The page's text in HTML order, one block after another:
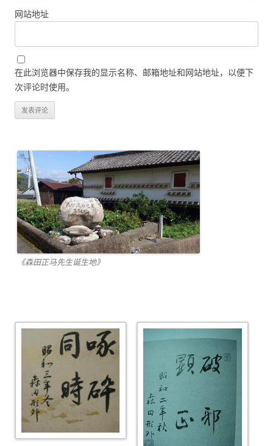
网站地址
在此浏览器中保存我的显示名称、邮箱地址和网站地址，以便下
次评论时使用。
《森田正马先生诞生地》